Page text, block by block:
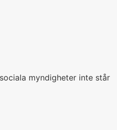
myndigheter inte står